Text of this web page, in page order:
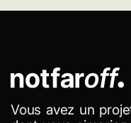
Vous avez un